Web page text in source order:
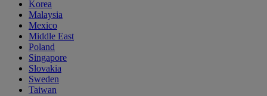
Korea
Malaysia
Mexico
Middle East
Poland
Singapore
Slovakia
Sweden
Taiwan